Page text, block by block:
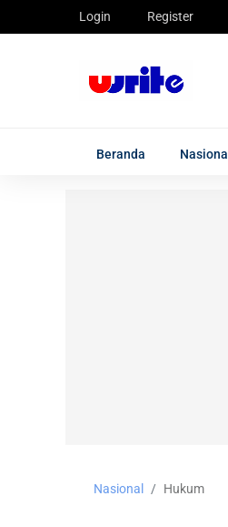
Login Register
Beranda Nasional
Nasional Hukum